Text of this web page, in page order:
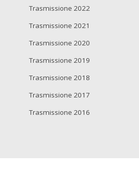
Trasmissione 2022
Trasmissione 2021
Trasmissione 2020
Trasmissione 2019
Trasmissione 2018
Trasmissione 2017
Trasmissione 2016